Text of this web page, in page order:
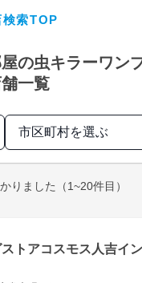
検索TOP
報サイト
イト
はこちら
の虫キラーワン
一覧
市区町村を選ぶ
りました （1~20件目）
ストアコスモス人吉イ